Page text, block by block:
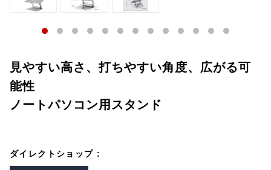
見やすい高さ、打ちやすい角度、広がる可
能性
ノートパソコン用スタンド
ダイレクトショップ :